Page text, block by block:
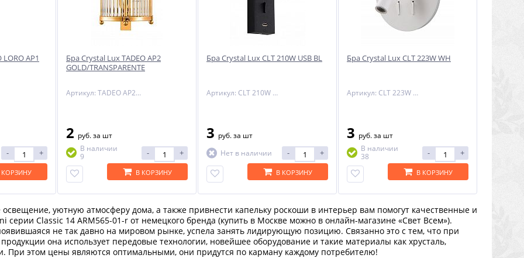
AP1
- +
КОРЗИНУ
Бра Crystal Lux TADEO AP2
GOLD/TRANSPARENTE
Артикул: TADEO AP2 GOLD/TRANSPARENTE
2 руб.за шт
В наличии
9
- +
В КОРЗИНУ
Бра Crystal Lux CLT 210W USB BL
Артикул: CLT 210W USB BL
3 руб.за шт
Нет в наличии
- +
В КОРЗИНУ
Бра Crystal Lux CLT 223W WH
Артикул: CLT 223W WH
3 руб.за шт
В наличии
38
- +
В КОРЗИНУ
уютную атмосферу дома, а также привнести капельку роскоши в интерьер вам помогут качественные и
серии Classic 14 ARM565-01-r от немецкого бренда (купить в Москве можно в онлайн-магазине «Свет Всем»).
не так давно на мировом рынке, успела занять лидирующую позицию. Связанно это с тем, что при
она использует передовые технологии, новейшее оборудование и такие материалы как хрусталь,
При этом цены являются оптимальными, они придутся по карману каждому потребителю!